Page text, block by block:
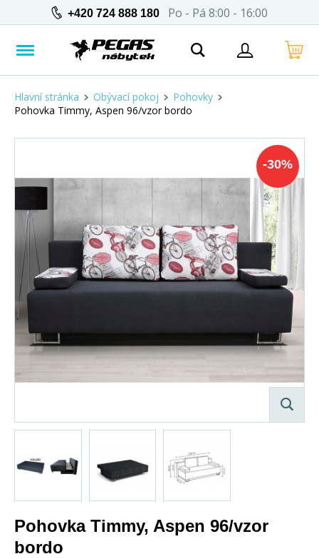
+420 724 888 180 Po - Pá 8:00 - 16:00
Hlavní stránka Obývací pokoj
Pohovky
Pohovka Timmy, Aspen 96/vzor bordo
-30%
Pohovka Timmy, Aspen 96/vzor
bordo